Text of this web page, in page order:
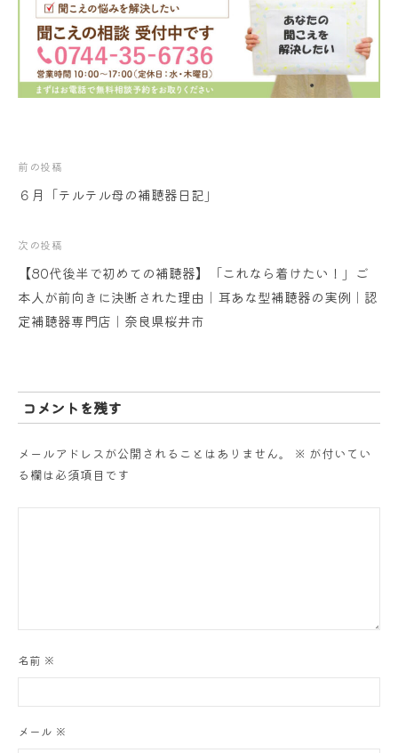
投
稿
ナ
ビ
ゲ
シ
ョ
ン
前の投稿
６月「テルテル母の補聴器日記」
次の投稿
【80代後半で初めての補聴器】「これなら着けたい！」ご
本人が前向きに決断された理由｜耳あな型補聴器の実例｜認
定補聴器専門店｜奈良県桜井市
コメントを残す
メールアドレスが公開されることはありません。 ※ が付いてい
る欄は必須項目です
名前 ※
メール ※